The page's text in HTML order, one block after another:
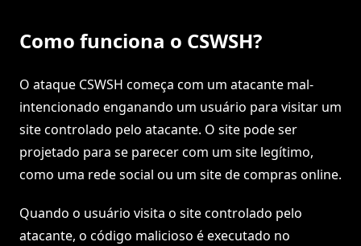
Como funciona o CSWSH?
O ataque CSWSH começa com um atacante mal-
intencionado enganando um usuário para visitar um
site controlado pelo atacante. O site pode ser
projetado para se parecer com um site legítimo,
como uma rede social ou um site de compras online.
Quando o usuário visita o site controlado pelo
atacante, o código malicioso é executado no